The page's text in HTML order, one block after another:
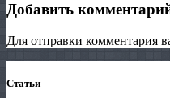
Добавить
Для отправки комментария
Статьи